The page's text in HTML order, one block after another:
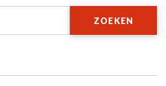
ZOEKEN